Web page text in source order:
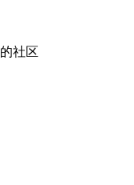
社区